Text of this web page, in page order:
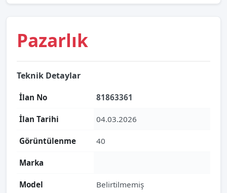
Pazarlık
Teknik Detaylar
İlan No 81863361
İlan Tarihi 04.03.2026
Görüntülenme 40
Marka
Model Belirtilmemiş